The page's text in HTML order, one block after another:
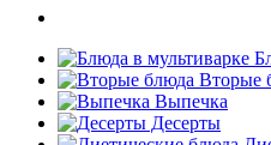
Вторые
Выпечка
Десерты